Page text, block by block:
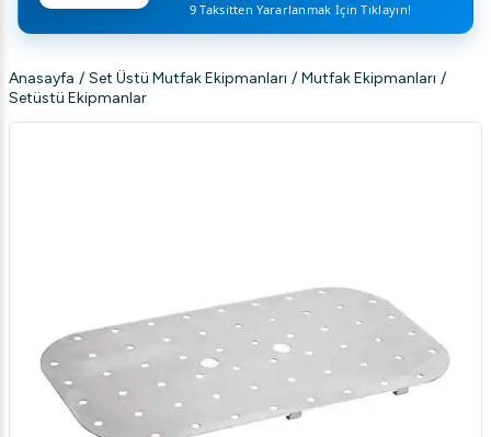
9 Taksitten Yararlanmak İçin Tıklayın!
Anasayfa / Set Üstü Mutfak Ekipmanları / Mutfak Ekipmanları /
Setüstü Ekipmanlar